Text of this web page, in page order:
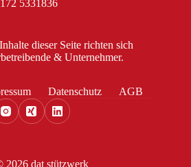
5331836
dieser Seite richten sich
& Unternehmer.
Datenschutz AGB
2026 dat stützwerk